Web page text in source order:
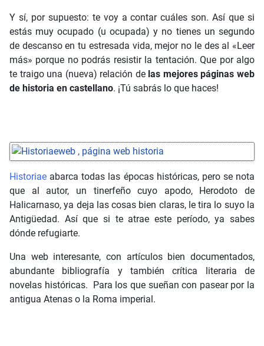
Y sí, por supuesto: te voy a contar cuáles son. Así que si
estás muy ocupado (u ocupada) y no tienes un segundo
de descanso en tu estresada vida, mejor no le des al «Leer
más» porque no podrás resistir la tentación. Que por algo
te traigo una (nueva) relación de las mejores páginas web
de historia en castellano. ¡Tú sabrás lo que haces!
Historiae abarca todas las épocas históricas, pero se nota
que al autor, un tinerfeño cuyo apodo, Herodoto de
Halicarnaso, ya deja las cosas bien claras, le tira lo suyo la
Antigüedad. Así que si te atrae este período, ya sabes
dónde refugiarte.
Una web interesante, con artículos bien documentados,
abundante bibliografía y también crítica literaria de
novelas históricas. Para los que sueñan con pasear por la
antigua Atenas o la Roma imperial.